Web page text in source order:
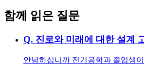
함께 읽은 질문
Q. 진로와 미래에 대한 설계
안녕하십니까 전기공학과 졸업생